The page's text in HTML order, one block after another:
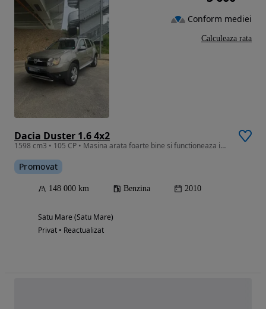
Dacia Duster 1.6 4x2
1598 cm3 • 105 CP • Masina arata foarte bine si functioneaza impecabil
Promovat
148 000 km Benzina 2010
Satu Mare (Satu Mare)
Privat • Reactualizat
Conform mediei
Calculeaza rata